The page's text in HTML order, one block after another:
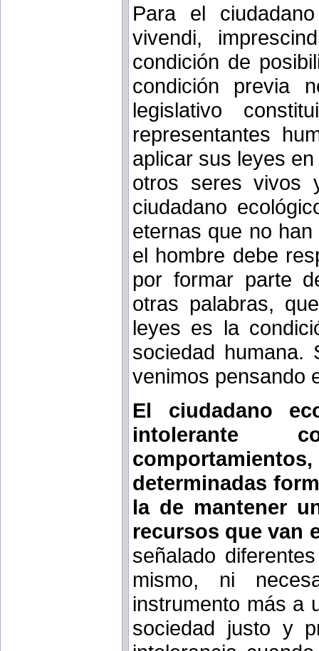
Para el
vivendi,
condición de
condición previa
legislativo
representantes
aplicar sus leyes
otros seres vivos
ciudadano
eternas que no
el hombre debe
por formar parte
otras palabras,
leyes es la
sociedad
venimos pensando
El ciudadano
intolerante
determinadas
la de mantener
recursos que van
señalado
mismo, ni
instrumento más a
sociedad justo y